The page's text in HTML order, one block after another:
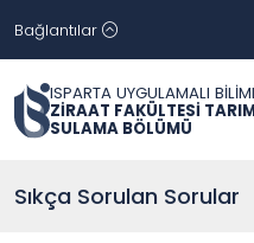
Bağlantılar
ISPARTA UYGULAMALI
ZİRAAT FAKÜLTESİ
SULAMA BÖLÜMÜ
Sıkça Sorulan Sorular